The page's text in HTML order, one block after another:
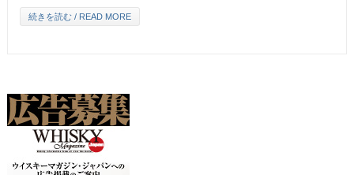
続きを読む / READ MORE